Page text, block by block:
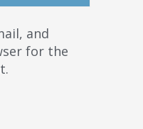
and
for the